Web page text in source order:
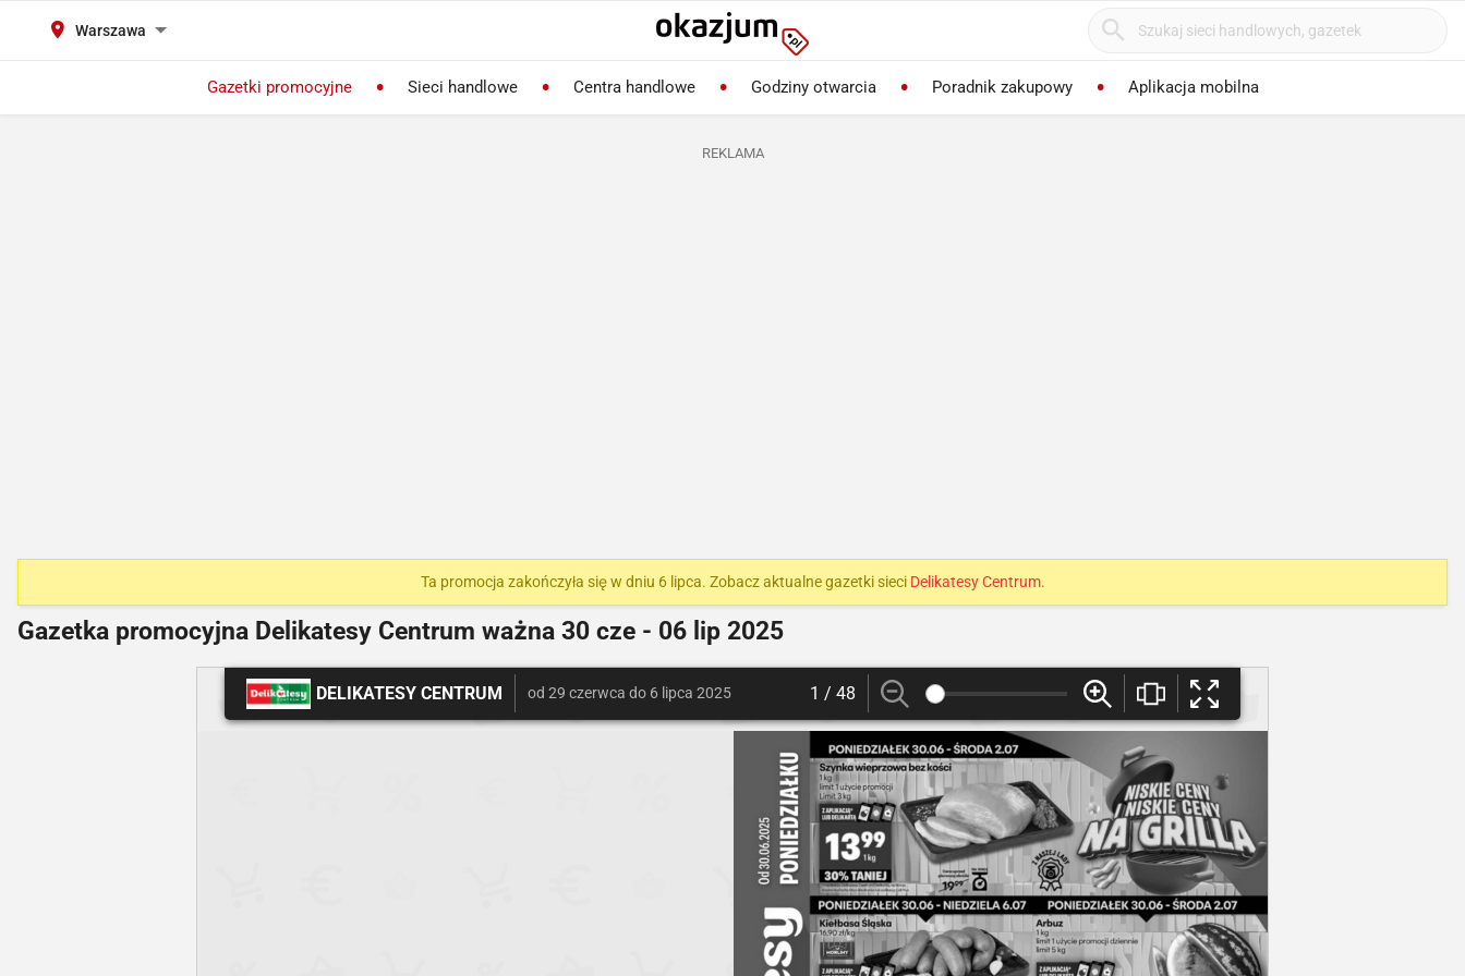
Warszawa
Gazetki promocyjne Sieci handlowe Centra handlowe Godziny otwarcia Poradnik zakupowy Aplikacja mobilna
REKLAMA
Ta promocja zakończyła się w dniu 6 lipca. Zobacz aktualne gazetki sieci Delikatesy Centrum.
Gazetka promocyjna Delikatesy Centrum ważna 30 cze - 06 lip 2025
DELIKATESY CENTRUM od 29 czerwca do 6 lipca 2025 1 / 48